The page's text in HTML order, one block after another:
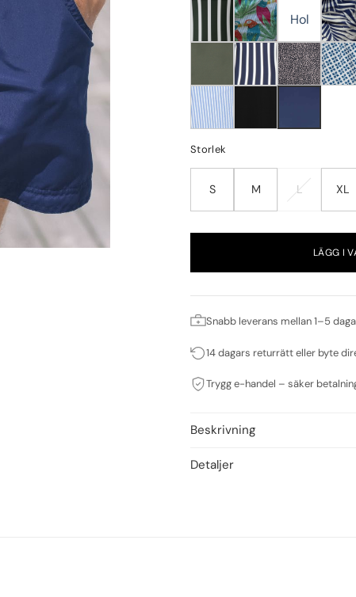
Hol
Storlek
S M L XL
LÄGG I
Snabb leverans mellan 1–5
14 dagars returrätt eller byte
Trygg e-handel – säker
Beskrivning
Detaljer